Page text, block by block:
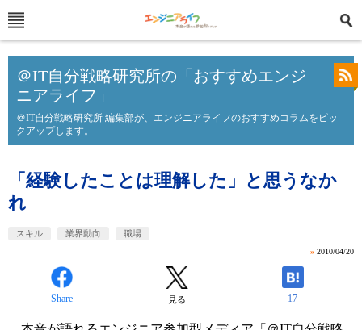
＠IT自分戦略研究所の「おすすめエンジ
ニアライフ」
＠IT自分戦略研究所 編集部が、エンジニアライフのおすすめコラムをピッ
クアップします。
「経験したことは理解した」と思うなか
れ
スキル 業界動向 職場
» 2010/04/20
Share 見る 17